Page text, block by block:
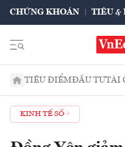
CHỨNG KHOÁN TIÊU &
TIÊU ĐIỂMĐẦU TƯTÀI
KINH TẾ SỐ